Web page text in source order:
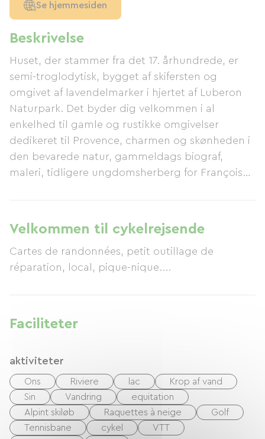
Beskrivelse
Huset, der stammer fra det 17. århundrede, er
semi-troglodytisk, bygget af skifersten og
omgivet af lavendelmarker i hjertet af Luberon
Naturpark. Det byder dig velkommen i al
enkelhed til gamle og rustikke omgivelser
dedikeret til Provence, charmen og skønheden i
den bevarede natur, gammeldags biograf,
maleri, tidligere ungdomsherberg for François
velkommen omkring vores table d'hôtes for at
smage vores provencalske specialiteter.
Velkommen til cykelrejsende
Cartes de randonnées, petit outillage de
réparation, local, pique-nique....
Faciliteter
aktiviteter
Ons Riviere lac
Krop af vand
Sin
Vandring
equitation
Alpint skiløb
Raquettes à neige
Golf
Tennisbane
cykel
VTT
Se hjemmesiden